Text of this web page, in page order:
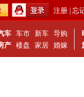
注册 忘
车 车市 新车 导购
产 楼盘 家居 婚嫁